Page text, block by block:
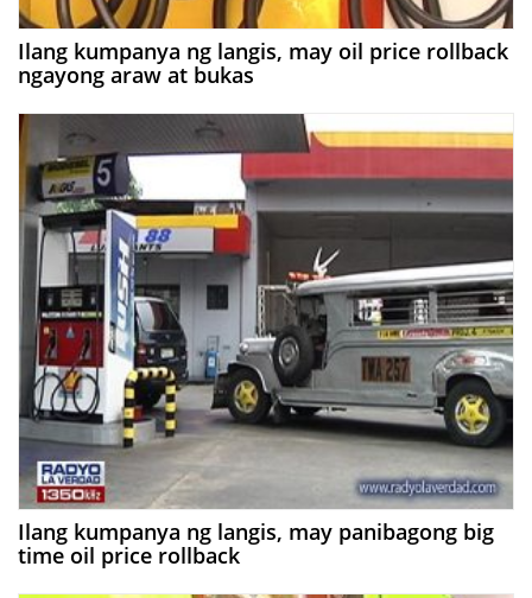
Ilang kumpanya ng langis, may oil price rollback
ngayong araw at bukas
Ilang kumpanya ng langis, may panibagong big
time oil price rollback